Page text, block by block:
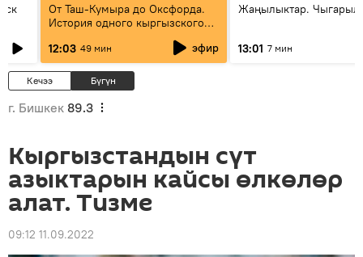
От Таш-Кумыра до Оксфорда.
История одного кыргызского
12:03 49 мин эфир
Жаңылыктар.
13:01 7 мин
Кечээ Бүгүн
г. Бишкек 89.3
Кыргызстандын сүт
азыктарын кайсы өлкөлөр
алат. Тизме
09:12 11.09.2022